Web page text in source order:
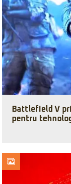
Battlefield V
pentru